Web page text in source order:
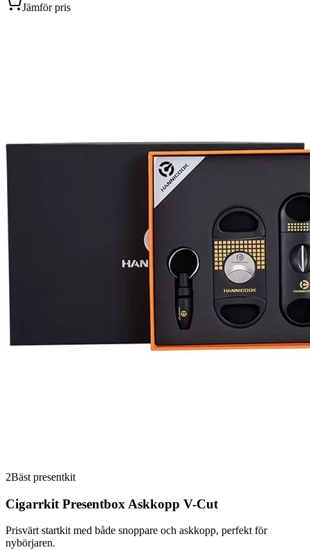
Jämför pris
2Bäst presentkit
Cigarrkit Presentbox Askkopp V-Cut
Prisvärt startkit med både snoppare och askkopp, perfekt för
nybörjaren.